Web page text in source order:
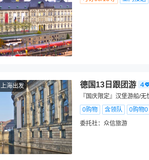
上海出发 德国13日跟团游
『国庆限定』汉堡游船/
0购物
含领队
0购物
委托社： 众信旅游